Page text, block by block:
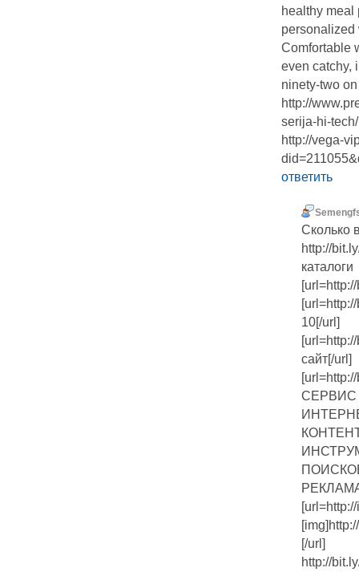
healthy meal
personalized
Comfortable
even catchy,
ninety-two
http://
serija-hi-
http://vega-
ответить
Сколько
http://
каталоги
10[/url]
сайт[/url]
СЕРВИС
[/url]
http://